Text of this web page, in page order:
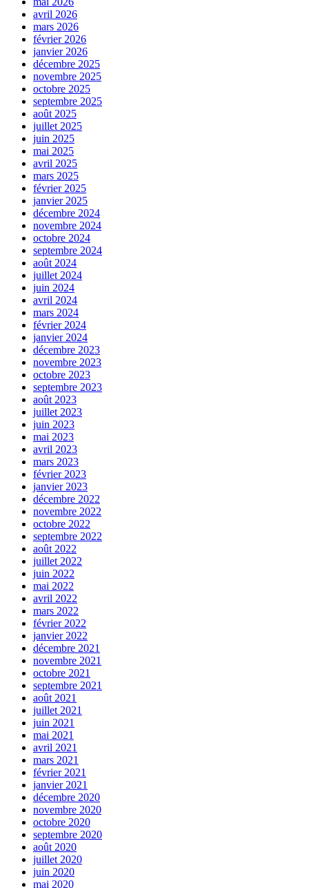
avril 2026
mars 2026
février 2026
janvier 2026
décembre 2025
novembre 2025
octobre 2025
septembre 2025
août 2025
juillet 2025
juin 2025
mai 2025
avril 2025
mars 2025
février 2025
janvier 2025
décembre 2024
novembre 2024
octobre 2024
septembre 2024
août 2024
juillet 2024
juin 2024
avril 2024
mars 2024
février 2024
janvier 2024
décembre 2023
novembre 2023
octobre 2023
septembre 2023
août 2023
juillet 2023
juin 2023
mai 2023
avril 2023
mars 2023
février 2023
janvier 2023
décembre 2022
novembre 2022
octobre 2022
septembre 2022
août 2022
juillet 2022
juin 2022
mai 2022
avril 2022
mars 2022
février 2022
janvier 2022
décembre 2021
novembre 2021
octobre 2021
septembre 2021
août 2021
juillet 2021
juin 2021
mai 2021
avril 2021
mars 2021
février 2021
janvier 2021
décembre 2020
novembre 2020
octobre 2020
septembre 2020
août 2020
juillet 2020
juin 2020
mai 2020